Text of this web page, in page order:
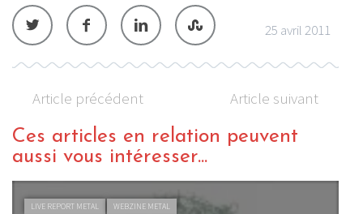
25 avril 2011
Article précédent Article suivant
Ces articles en relation peuvent
aussi vous intéresser...
LIVE REPORT METAL WEBZINE METAL